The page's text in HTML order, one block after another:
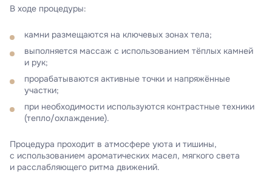
В ходе процедуры:
камни размещаются на ключевых зонах тела;
выполняется массаж с использованием тёплых камней
и рук;
прорабатываются активные точки и напряжённые
участки;
при необходимости используются контрастные техники
(тепло/охлаждение).
Процедура проходит в атмосфере уюта и тишины,
с использованием ароматических масел, мягкого света
и расслабляющего ритма движений.